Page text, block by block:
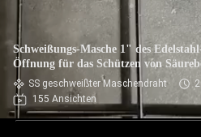
Schweißungs-Masche 1" des
Öffnung für das Schützen von
SS geschweißter Maschendraht
155 Ansichten